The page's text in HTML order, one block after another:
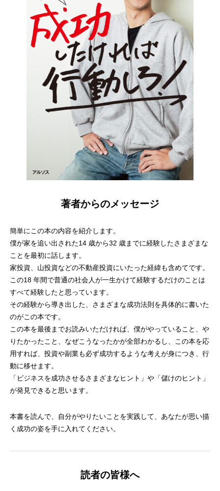
著者からのメッセージ
簡単にこの本の内容を紹介します。
僕が家を追い出された14 歳から32 歳までに経験したさまざまな
ことを最初に話します。
家投資、山投資などの不動産投資にいたった経緯も含めてです。
この18 年間で普通の社会人が一生かけて経験するだけのことは
すべて経験したと思っています。
その経験から導き出した、さまざまな成功法則を具体的に書いた
のがこの本です。
この本を最後までお読みいただければ、僕がやっていること、や
りたかったこと、なぜこうなったかが全部わかるし、この本を応
用すれば、投資や副業も必ず成功するような考えが身につき、行
動に移せます。
「ビジネスを成功させるさまざまなヒント」や「儲けのヒント」
が発見できると思います。
本書を読んで、自分がやりたいことを実践して、あなたが思い描
く成功の姿を手に入れてください。
読者の皆様へ